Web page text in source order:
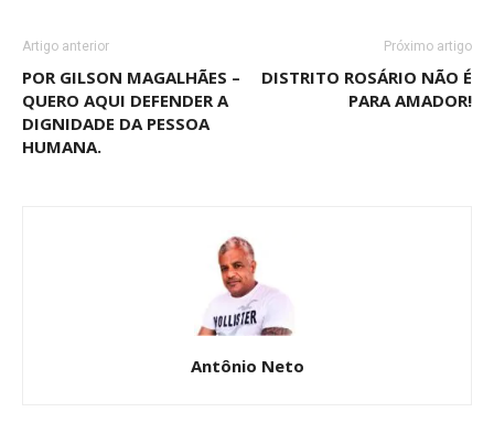
Artigo anterior
POR GILSON MAGALHÃES –
QUERO AQUI DEFENDER A
DIGNIDADE DA PESSOA
HUMANA.
Próximo artigo
DISTRITO ROSÁRIO NÃO É
PARA AMADOR!
Antônio Neto